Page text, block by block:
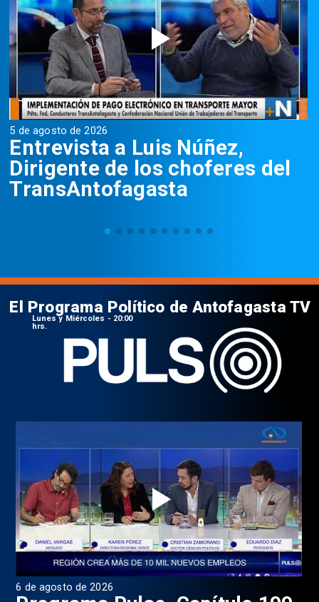
5 de agosto de 2026
Entrevista a Luis Núñez,
Dirigente de los choferes del
TransAntofagasta
6 de agosto de 2026
El Programa Político de Antofagasta TV
Lunes y Miércoles - 20:00
hrs.